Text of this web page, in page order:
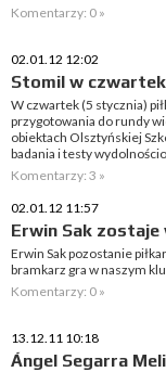
Komentarzy: 0 »
02.01.12 12:02
Stomil w
W czwartek (5 stycznia)
przygotowania do rundy
obiektach Olsztyńskiej
badania i testy
Komentarzy: 3 »
02.01.12 11:57
Erwin Sak zostaje
Erwin Sak pozostanie
bramkarz gra w naszym
Komentarzy: 0 »
13.12.11 10:18
Ángel Segarra